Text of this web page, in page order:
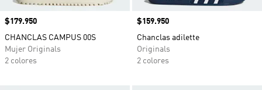
Precio
$179.950
CHANCLAS CAMPUS 00S
Mujer Originals
2 colores
Precio
$159.950
Chanclas adilette
Originals
2 colores